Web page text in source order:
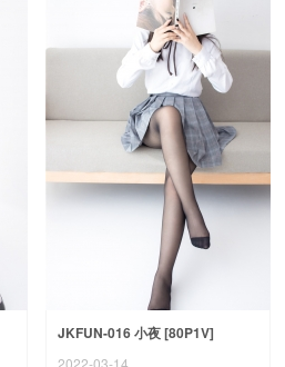
JKFUN-016 小夜 [80P1V]
2022-03-14